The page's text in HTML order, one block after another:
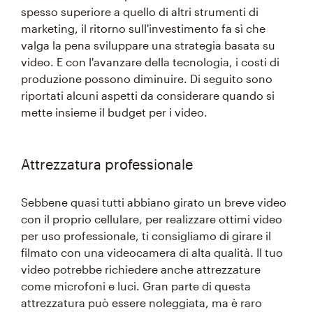
spesso superiore a quello di altri strumenti di
marketing, il ritorno sull'investimento fa sì che
valga la pena sviluppare una strategia basata su
video. E con l'avanzare della tecnologia, i costi di
produzione possono diminuire. Di seguito sono
riportati alcuni aspetti da considerare quando si
mette insieme il budget per i video.
Attrezzatura professionale
Sebbene quasi tutti abbiano girato un breve video
con il proprio cellulare, per realizzare ottimi video
per uso professionale, ti consigliamo di girare il
filmato con una videocamera di alta qualità. Il tuo
video potrebbe richiedere anche attrezzature
come microfoni e luci. Gran parte di questa
attrezzatura può essere noleggiata, ma è raro